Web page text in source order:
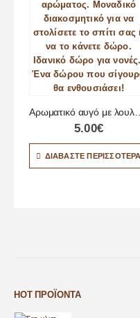
5.00€
ΔΙΑΒΆΣΤΕ ΠΕΡΙΣΣΌΤΕΡΑ
HOT ΠΡΟΪΌΝΤΑ